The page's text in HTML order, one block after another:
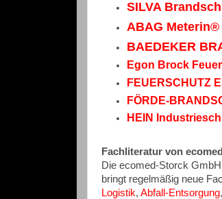
SILVA
ABAG
BAEDEKER
Egon Brock
FEUERSCHUTZ
FÖRDE-
HEIN
Fachliteratur von
Die ecomed-Storck
bringt regelmäßig neue
Logistik, Abfall-Entsorgung,